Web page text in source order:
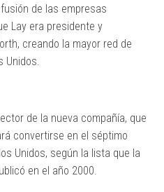
de las empresas
Lay era presidente y
creando la mayor red de
Unidos.
de la nueva compañía, que
convertirse en el séptimo
Unidos, según la lista que la
en el año 2000.